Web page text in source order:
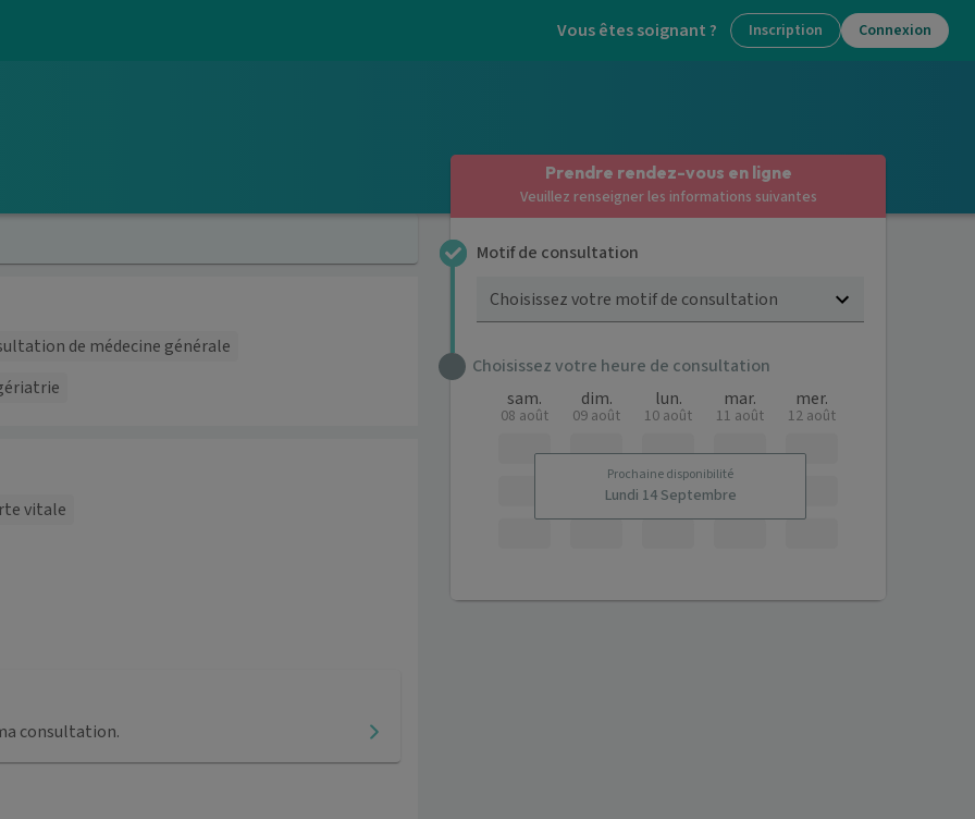
Vous êtes soignant ? Inscription Connexion
de médecine générale
vitale
consultation.
Prendre rendez-vous en ligne
Veuillez renseigner les informations suivantes
Motif de consultation
Choisissez votre motif de consultation
Choisissez votre heure de consultation
Prochaine disponibilité
Lundi 14 Septembre
sam.
08 août
dim.
09 août
lun.
10 août
mar.
11 août
mer.
12 août